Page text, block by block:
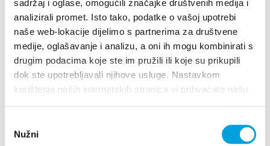
sadržaj i oglase, omogućili značajke društvenih medija i
analizirali promet. Isto tako, podatke o vašoj upotrebi
naše web-lokacije dijelimo s partnerima za društvene
medije, oglašavanje i analizu, a oni ih mogu kombinirati s
drugim podacima koje ste im pružili ili koje su prikupili
dok ste upotrebljavali njihove usluge. Nastavkom
korištenja naših internetskih stranica vi prihvaćate našu
pristanka
Nužni
davorin.duisin@gmail.com
Davor Jurić
Sv. Jurja 62, 21217 Kaštel Stari
095 537 9444